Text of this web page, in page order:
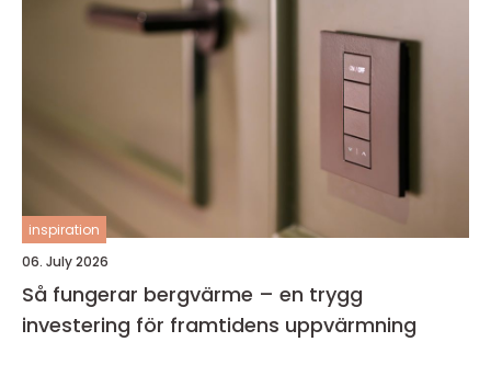
inspiration
06. July 2026
Så fungerar bergvärme – en trygg
investering för framtidens uppvärmning